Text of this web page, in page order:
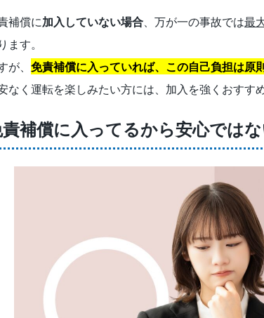
補償に加入していない場合、万が一の事故では最
ます。
が、 免責補償に入っていれば、この自己負担は原
なく運転を楽しみたい方には、加入を強くおすすめ
補償に入ってるから安心ではな